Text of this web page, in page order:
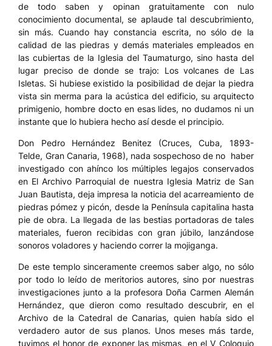
de todo saben y opinan gratuitamente con nulo
conocimiento documental, se aplaude tal descubrimiento,
sin más. Cuando hay constancia escrita, no sólo de la
calidad de las piedras y demás materiales empleados en
las cubiertas de la Iglesia del Taumaturgo, sino hasta del
lugar preciso de donde se trajo: Los volcanes de Las
Isletas. Si hubiese existido la posibilidad de dejar la piedra
vista sin merma para la acústica del edificio, su arquitecto
primigenio, hombre docto en esas lides, no dudamos ni un
instante que lo hubiera hecho así desde el principio.
Don Pedro Hernández Benitez (Cruces, Cuba, 1893-
Telde, Gran Canaria, 1968), nada sospechoso de no haber
investigado con ahínco los múltiples legajos conservados
en El Archivo Parroquial de nuestra Iglesia Matriz de San
Juan Bautista, deja impresa la noticia del acarreamiento de
piedras pómez y picón, desde la Península capitalina hasta
pie de obra. La llegada de las bestias portadoras de tales
materiales, fueron recibidas con gran júbilo, lanzándose
sonoros voladores y haciendo correr la mojiganga.
De este templo sinceramente creemos saber algo, no sólo
por todo lo leído de meritorios autores, sino por nuestras
investigaciones junto a la profesora Doña Carmen Alemán
Hernández, que dieron como resultado descubrir, en el
Archivo de la Catedral de Canarias, quien había sido el
verdadero autor de sus planos. Unos meses más tarde,
tuvimos el honor de exponer las mismas, en el V Coloquio